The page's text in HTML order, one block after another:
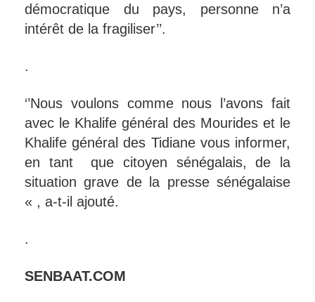
démocratique du pays, personne n’a
intérêt de la fragiliser’’.
.
‘’Nous voulons comme nous l’avons fait
avec le Khalife général des Mourides et le
Khalife général des Tidiane vous informer,
en tant que citoyen sénégalais, de la
situation grave de la presse sénégalaise
« , a-t-il ajouté.
.
SENBAAT.COM